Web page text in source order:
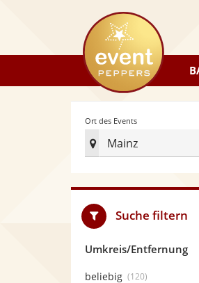
eventpeppers
Ort des Events
Mainz
Radius
Suche filtern
Umkreis/Entfernung
beliebig (120)